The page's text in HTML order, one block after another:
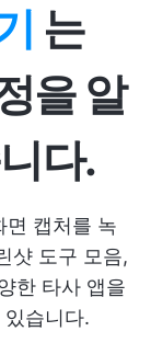
는
을 알
다.
면 캡처를 녹
샷 도구 모음,
한 타사 앱을
습니다.